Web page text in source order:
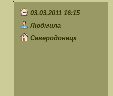
03.03.2011 16:15
Людмила
Северодонецк